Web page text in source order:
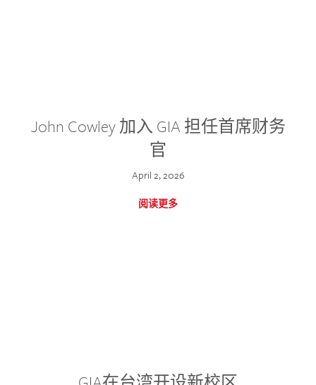
John Cowley 加入 GIA 担任首席财务
官
April 2, 2026
阅读更多